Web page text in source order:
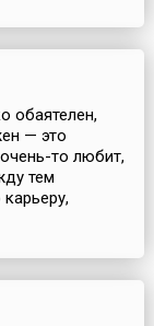
обаятелен,
— это
то любит,
тем